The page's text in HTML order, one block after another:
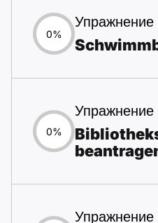
0%
Упражнение
0%
Упражнение
Упражнение